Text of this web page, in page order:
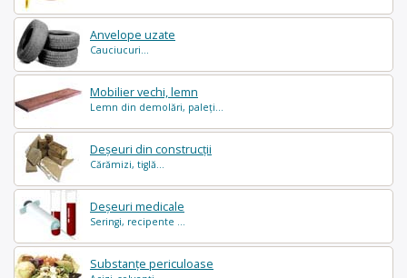
Anvelope uzate
Cauciucuri...
Mobilier vechi, lemn
Lemn din demolări, paleți...
Deșeuri din construcții
Cărămizi, tiglă...
Deșeuri medicale
Seringi, recipente ...
Substanțe periculoase